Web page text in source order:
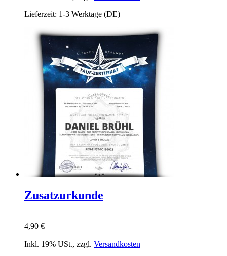
Lieferzeit: 1-3 Werktage (DE)
Zusatzurkunde
4,90 €
Inkl. 19% USt., zzgl. Versandkosten